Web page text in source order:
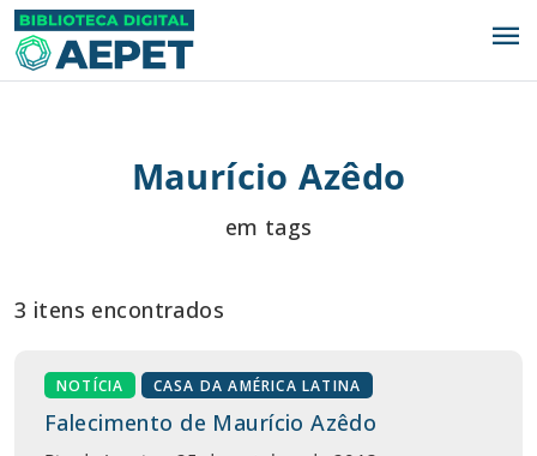
menu
Maurício Azêdo
em tags
3 itens encontrados
NOTÍCIA CASA DA AMÉRICA LATINA
Falecimento de Maurício Azêdo